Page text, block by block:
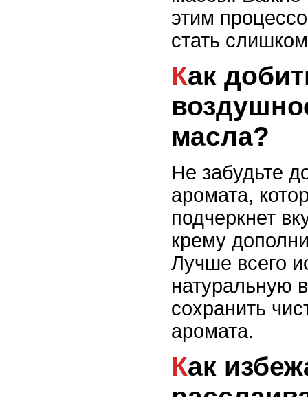
этим
стать
Как добиться легкости и
масла?
Не забудьте
аромата,
подчеркнет
крему
Лучше всего
натуральную
сохранить
аромата.
Как избежать